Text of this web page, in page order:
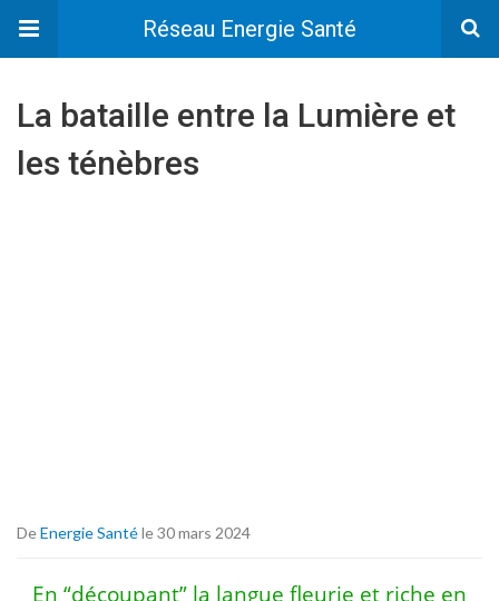
Réseau Energie Santé
La bataille entre la Lumière et
les ténèbres
DeEnergie Santéle 30 mars 2024
En “découpant” la langue fleurie et riche en